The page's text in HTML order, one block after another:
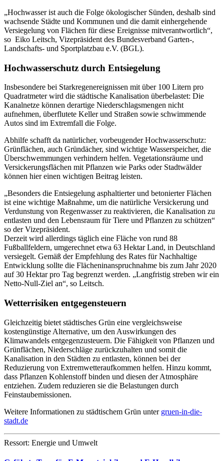
„Hochwasser ist auch die Folge ökologischer Sünden, deshalb sind
wachsende Städte und Kommunen und die damit einhergehende
Versiegelung von Flächen für diese Ereignisse mitverantwortlich“,
so Eiko Leitsch, Vizepräsident des Bundesverband Garten-,
Landschafts- und Sportplatzbau e.V. (BGL).
Hochwasserschutz durch Entsiegelung
Insbesondere bei Starkregenereignissen mit über 100 Litern pro
Quadratmeter wird die städtische Kanalisation überbelastet: Die
Kanalnetze können derartige Niederschlagsmengen nicht
aufnehmen, überflutete Keller und Straßen sowie schwimmende
Autos sind im Extremfall die Folge.
Abhilfe schafft da natürlicher, vorbeugender Hochwasserschutz:
Grünflächen, auch Gründächer, sind wichtige Wasserspeicher, die
Überschwemmungen verhindern helfen. Vegetationsräume und
Versickerungsflächen mit Pflanzen wie Parks oder Stadtwälder
können hier einen wichtigen Beitrag leisten.
„Besonders die Entsiegelung asphaltierter und betonierter Flächen
ist eine wichtige Maßnahme, um die natürliche Versickerung und
Verdunstung von Regenwasser zu reaktivieren, die Kanalisation zu
entlasten und den Lebensraum für Tiere und Pflanzen zu schützen“
so der Vizepräsident.
Derzeit wird allerdings täglich eine Fläche von rund 88
Fußballfeldern, umgerechnet etwa 63 Hektar Land, in Deutschland
versiegelt. Gemäß der Empfehlung des Rates für Nachhaltige
Entwicklung sollte die Flächeninanspruchnahme bis zum Jahr 2020
auf 30 Hektar pro Tag begrenzt werden. „Langfristig streben wir ein
Netto-Null-Ziel an“, so Leitsch.
Wetterrisiken entgegensteuern
Gleichzeitig bietet städtisches Grün eine vergleichsweise
kostengünstige Alternative, um den Auswirkungen des
Klimawandels entgegenzusteuern. Die Fähigkeit von Pflanzen und
Grünflächen, Niederschläge zurückzuhalten und somit die
Kanalisation in den Städten zu entlasten, können bei der
Reduzierung von Extremwetteraufkommen helfen. Hinzu kommt,
dass Pflanzen Kohlenstoff binden und diesen der Atmosphäre
entziehen. Zudem reduzieren sie die Belastungen durch
Feinstaubemissionen.
Weitere Informationen zu städtischem Grün unter gruen-in-die-
stadt.de
Ressort: Energie und Umwelt